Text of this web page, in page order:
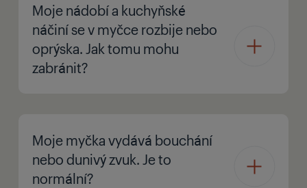
Moje nádobí a kuchyňské
náčiní se v myčce rozbije nebo
oprýska. Jak tomu mohu
zabránit?
Moje myčka vydává bouchání
nebo dunivý zvuk. Je to
normální?